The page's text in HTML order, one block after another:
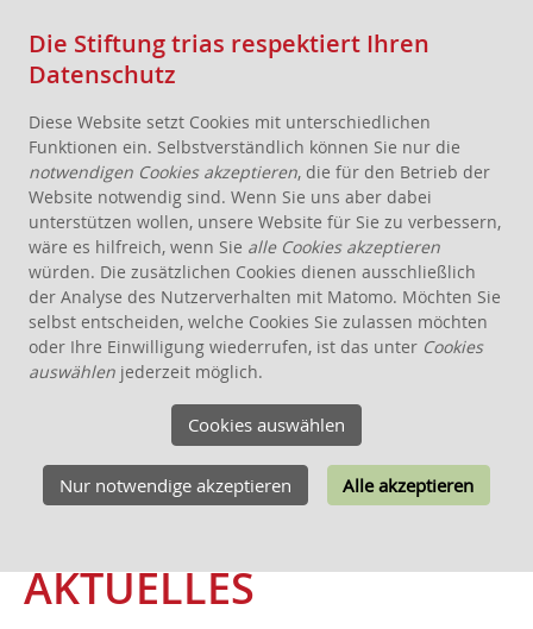
AKTUELLES
STIFTUNG
THEMEN
ANGEBOTE FÜR WOHNPROJEKTE
WISSEN
KONTAKT
AKTUELLES
Die Stiftung trias respektiert Ihren
Datenschutz
Diese Website setzt Cookies mit unterschiedlichen
Funktionen ein. Selbstverständlich können Sie nur die
notwendigen Cookies akzeptieren, die für den Betrieb der
Website notwendig sind. Wenn Sie uns aber dabei
unterstützen wollen, unsere Website für Sie zu verbessern,
wäre es hilfreich, wenn Sie alle Cookies akzeptieren
würden. Die zusätzlichen Cookies dienen ausschließlich
der Analyse des Nutzerverhalten mit Matomo. Möchten Sie
selbst entscheiden, welche Cookies Sie zulassen möchten
oder Ihre Einwilligung wiederrufen, ist das unter Cookies
auswählen jederzeit möglich.
Cookies auswählen
Nur notwendige akzeptieren Alle akzeptieren